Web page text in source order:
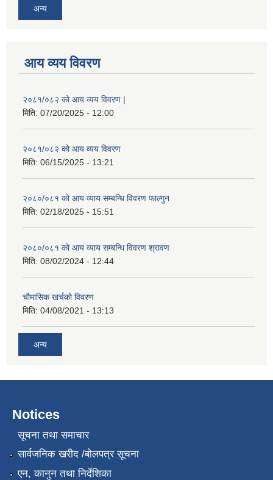
अन्य
आय व्यय विवरण
२०८१/०८२ को आय व्यय विवरण |
मिति: 07/20/2025 - 12:00
२०८१/०८२ को आय व्यय विवरण
मिति: 06/15/2025 - 13:21
२०८०/०८१ को आय व्याय सम्बन्धि विवरण फाल्गुन
मिति: 02/18/2025 - 15:51
२०८०/०८१ को आय व्याय सम्बन्धि विवरण श्रावण
मिति: 08/02/2024 - 12:44
चौमासिक खर्चको विवरण
मिति: 04/08/2021 - 13:13
अन्य
Notices
सूचना तथा समाचार
सार्वजनिक खरीद /बोलपत्र सूचना
एन, कानुन तथा निर्देशिका